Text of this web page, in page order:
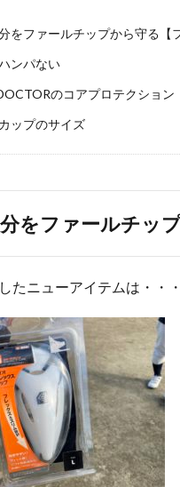
をファールチップから守る【
ンパない
のコアプロテクション
ップのサイズ
をファールチッ
たニューアイテムは・・